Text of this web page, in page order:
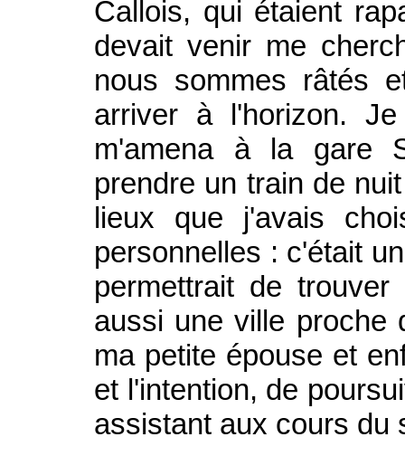
Callois, qui étaient
devait venir me
nous sommes râtés
arriver à l'horizon.
m'amena à la gare
prendre un train de
lieux que j'avais
personnelles : c'était
permettrait de
aussi une ville proche
ma petite épouse et
et l'intention, de
assistant aux cours du